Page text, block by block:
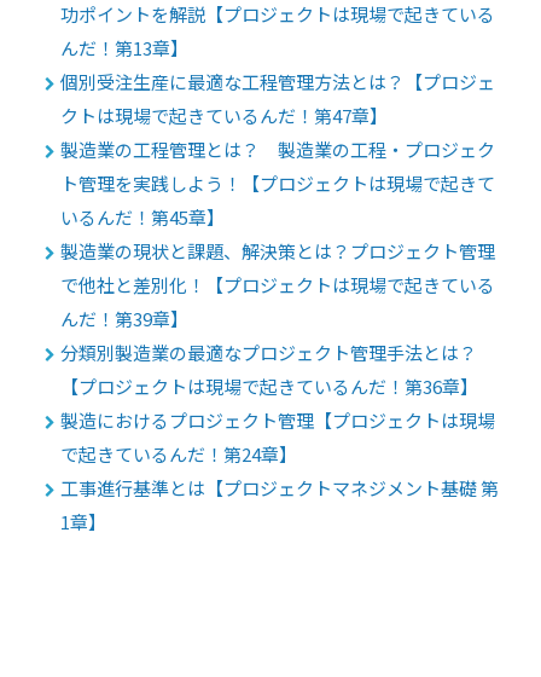
功ポイントを解説【プロジェクトは現場で起きている
んだ！第13章】
個別受注生産に最適な工程管理方法とは？【プロジェ
クトは現場で起きているんだ！第47章】
製造業の工程管理とは？ 製造業の工程・プロジェク
ト管理を実践しよう！【プロジェクトは現場で起きて
いるんだ！第45章】
製造業の現状と課題、解決策とは？プロジェクト管理
で他社と差別化！【プロジェクトは現場で起きている
んだ！第39章】
分類別製造業の最適なプロジェクト管理手法とは？
【プロジェクトは現場で起きているんだ！第36章】
製造におけるプロジェクト管理【プロジェクトは現場
で起きているんだ！第24章】
工事進行基準とは【プロジェクトマネジメント基礎 第
1章】